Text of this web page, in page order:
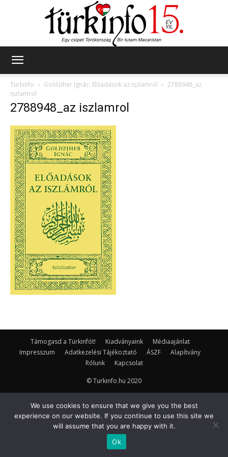
Türkinfo
Goldziher Ignác: Előadások az iszlámról
2788948_az
iszlamrol
2788948_az iszlamrol
Támogasd a Türkinfót! Kiadványaink
Médiaajánlat
Impresszum
Adatkezelési Tájékoztató ÁSZF
Alapítvány
Rólunk
Kapcsolat
© Turkinfo.hu 2020
We use cookies to ensure that we give you the best
experience on our website. If you continue to use this site we
will assume that you are happy with it.
Ok